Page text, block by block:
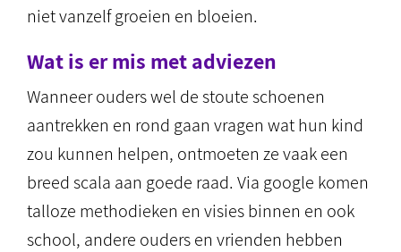
niet vanzelf groeien en bloeien.
Wat is er mis met adviezen
Wanneer ouders wel de stoute schoenen
aantrekken en rond gaan vragen wat hun kind
zou kunnen helpen, ontmoeten ze vaak een
breed scala aan goede raad. Via google komen
talloze methodieken en visies binnen en ook
school, andere ouders en vrienden hebben